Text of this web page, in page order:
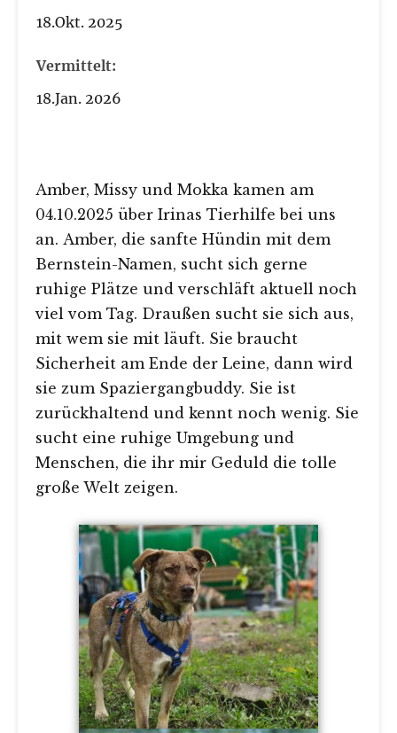
18.Okt. 2025
Vermittelt:
18.Jan. 2026
Amber, Missy und Mokka kamen am
04.10.2025 über Irinas Tierhilfe bei uns
an. Amber, die sanfte Hündin mit dem
Bernstein-Namen, sucht sich gerne
ruhige Plätze und verschläft aktuell noch
viel vom Tag. Draußen sucht sie sich aus,
mit wem sie mit läuft. Sie braucht
Sicherheit am Ende der Leine, dann wird
sie zum Spaziergangbuddy. Sie ist
zurückhaltend und kennt noch wenig. Sie
sucht eine ruhige Umgebung und
Menschen, die ihr mir Geduld die tolle
große Welt zeigen.